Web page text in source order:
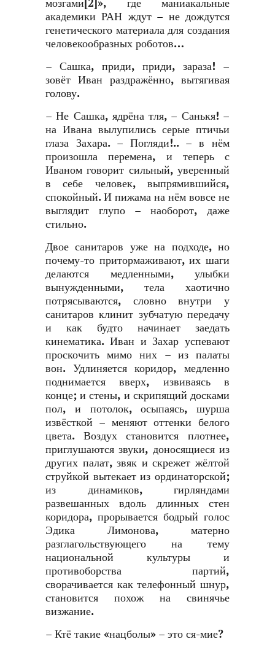
мозгами [2] », где маниакальные
академики РАН ждут – не дождутся
генетического материала для создания
человекообразных роботов…
– Сашка, приди, приди, зараза! –
зовёт Иван раздражённо, вытягивая
голову.
– Не Сашка, ядрёна тля, – Санькя! –
на Ивана вылупились серые птичьи
глаза Захара. – Погляди!.. – в нём
произошла перемена, и теперь с
Иваном говорит сильный, уверенный
в себе человек, выпрямившийся,
спокойный. И пижама на нём вовсе не
выглядит глупо – наоборот, даже
стильно.
Двое санитаров уже на подходе, но
почему-то притормаживают, их шаги
делаются медленными, улыбки
вынужденными, тела хаотично
потрясываются, словно внутри у
санитаров клинит зубчатую передачу
и как будто начинает заедать
кинематика. Иван и Захар успевают
проскочить мимо них – из палаты
вон. Удлиняется коридор, медленно
поднимается вверх, извиваясь в
конце; и стены, и скрипящий досками
пол, и потолок, осыпаясь, шурша
извёсткой – меняют оттенки белого
цвета. Воздух становится плотнее,
приглушаются звуки, доносящиеся из
других палат, звяк и скрежет жёлтой
струйкой вытекает из ординаторской;
из динамиков, гирляндами
развешанных вдоль длинных стен
коридора, прорывается бодрый голос
Эдика Лимонова, матерно
разглагольствующего на тему
национальной культуры и
противоборства партий,
сворачивается как телефонный шнур,
становится похож на свинячье
визжание.
– Ктё такие «нацболы» – это ся-мие?